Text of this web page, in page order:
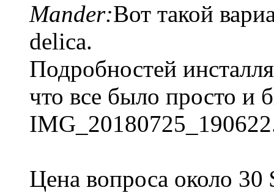
Mander:Вот такой
delica.
Подробностей
что все было просто и
Цена вопроса около 30